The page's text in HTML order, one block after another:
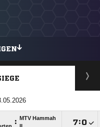
:
MTV Hammah
: